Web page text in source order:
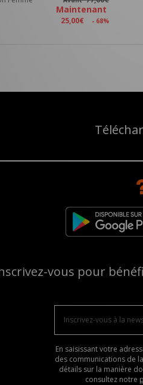
Maintenant
25,00€ - 68%
vous pour
En saisissant votre
des communications de
détails sur la manière
consultez notre